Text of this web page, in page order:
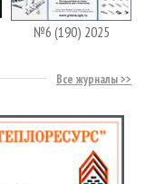
№6 (190) 2025
Все журналы